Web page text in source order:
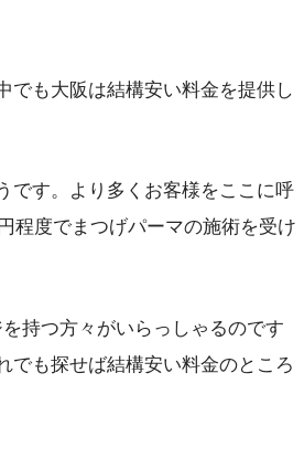
でも大阪は結構安い料金を提供し
です。より多くお客様をここに呼
程度でまつげパーマの施術を受け
持つ方々がいらっしゃるのです
でも探せば結構安い料金のところ